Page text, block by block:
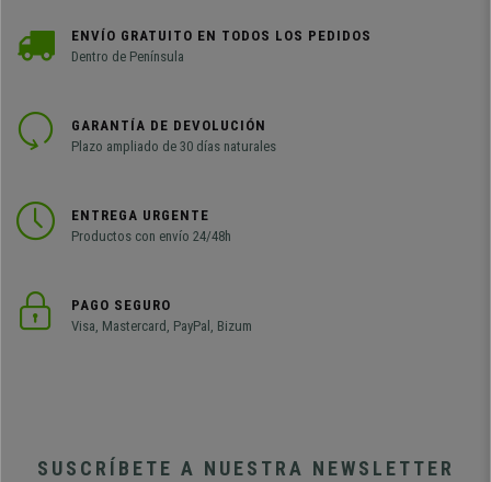
ENVÍO GRATUITO EN TODOS LOS PEDIDOS
Dentro de Península
GARANTÍA DE DEVOLUCIÓN
Plazo ampliado de 30 días naturales
ENTREGA URGENTE
Productos con envío 24/48h
PAGO SEGURO
Visa, Mastercard, PayPal, Bizum
SUSCRÍBETE A NUESTRA NEWSLETTER